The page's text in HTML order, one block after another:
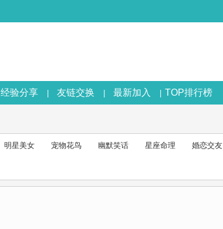
经验分享 | 友链交换 | 最新加入 | TOP排行榜
明星美女 宠物花鸟 幽默笑话 星座命理 婚恋交友